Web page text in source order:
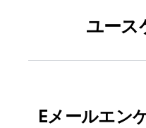
ユース
Eメールエン